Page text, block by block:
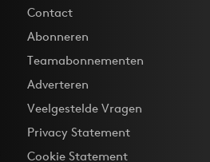
Contact
Abonneren
Teamabonnementen
Adverteren
Veelgestelde Vragen
Privacy Statement
Cookie Statement